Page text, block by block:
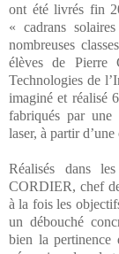
ont été livrés fin
« cadrans
nombreuses
élèves de Pierre
Technologies de
imaginé et réalisé
fabriqués par une
laser, à partir
Réalisés dans
CORDIER, chef
à la fois les
un débouché
bien la pertinence